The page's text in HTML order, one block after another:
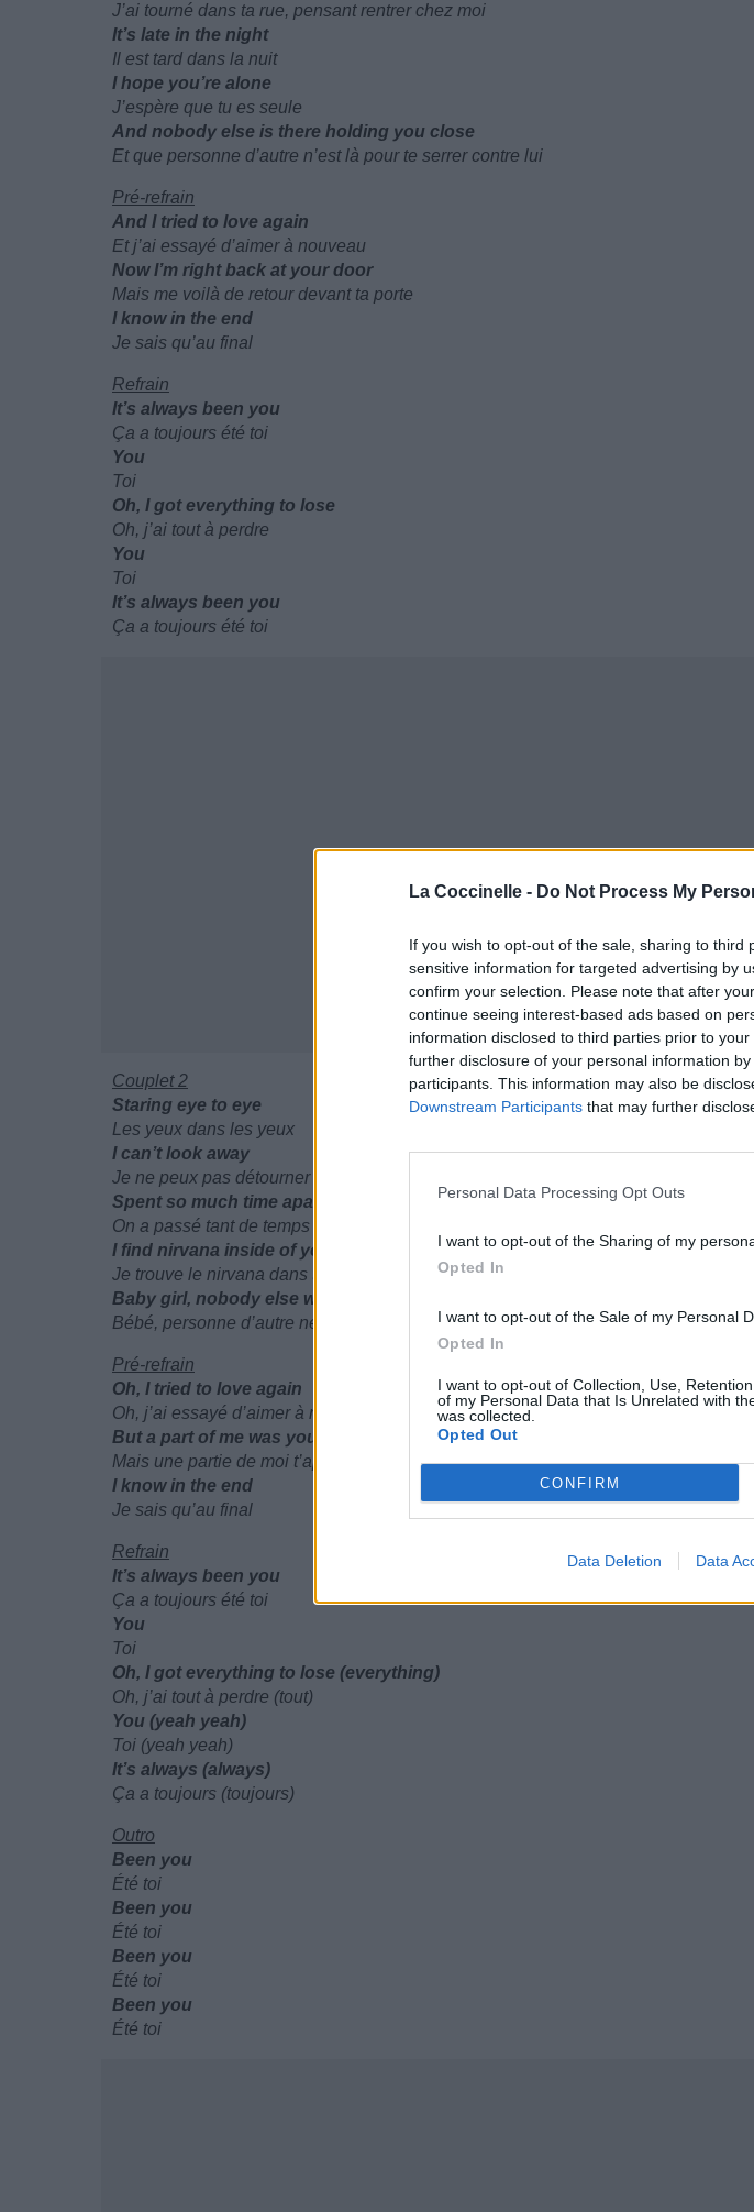
La Coccinelle - Do Not Process My
If you wish to opt-out of the sale, sharing to
sensitive information for targeted advertising by
confirm your selection. Please note that after
continue seeing interest-based ads based on
information disclosed to third parties prior to
further disclosure of your personal information
participants. This information may also be
Downstream Participants that may further
Personal Data Processing Opt Outs
I want to opt-out of the Sharing of my
Opted In
I want to opt-out of the Sale of my Personal
Opted In
I want to opt-out of Collection, Use,
of my Personal Data that Is Unrelated with
was collected.
Opted Out
CONFIRM
Data Deletion Data
J’ai tourné dans ta rue, pensant rentrer chez moi
It’s late in the night
Il est tard dans la nuit
I hope you’re alone
J’espère que tu es seule
And nobody else is there holding you close
Et que personne d’autre n’est là pour te serrer contre lui
Pré-refrain
And I tried to love again
Et j’ai essayé d’aimer à nouveau
Now I’m right back at your door
Mais me voilà de retour devant ta porte
I know in the end
Je sais qu’au final
Refrain
It’s always been you
Ça a toujours été toi
You
Toi
Oh, I got everything to lose
Oh, j’ai tout à perdre
You
Toi
It’s always been you
Ça a toujours été toi
Couplet 2
Staring eye to eye
Les yeux dans les yeux
I can’t look away
Je ne peux pas détourner le regard
Spent so much time apart, still nothing’s changed
On a passé tant de temps séparés, et pourtant rien n’a changé
I find nirvana inside of your love
Je trouve le nirvana dans ton amour
Baby girl, nobody else was enough
Bébé, personne d’autre ne suffisait
Pré-refrain
Oh, I tried to love again
Oh, j’ai essayé d’aimer à nouveau
But a part of me was yours
Mais une partie de moi t’appartenait
I know in the end
Je sais qu’au final
Refrain
It’s always been you
Ça a toujours été toi
You
Toi
Oh, I got everything to lose (everything)
Oh, j’ai tout à perdre (tout)
You (yeah yeah)
Toi (yeah yeah)
It’s always (always)
Ça a toujours (toujours)
Outro
Been you
Été toi
Been you
Été toi
Been you
Été toi
Been you
Été toi